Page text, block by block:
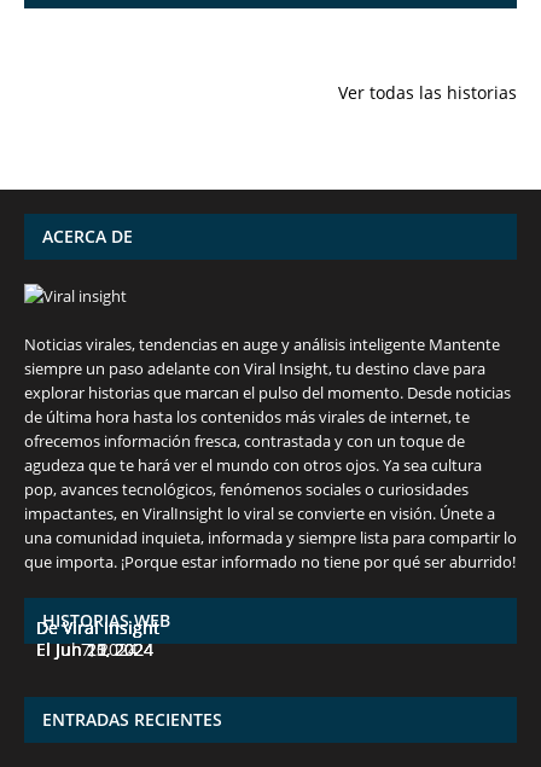
Ver todas las historias
años
julio: Playas de
¡más!
ocultas del
ACERCA DE
Noticias virales, tendencias en auge y análisis inteligente Mantente
siempre un paso adelante con Viral Insight, tu destino clave para
explorar historias que marcan el pulso del momento. Desde noticias
de última hora hasta los contenidos más virales de internet, te
ofrecemos información fresca, contrastada y con un toque de
agudeza que te hará ver el mundo con otros ojos. Ya sea cultura
pop, avances tecnológicos, fenómenos sociales o curiosidades
impactantes, en ViralInsight lo viral se convierte en visión. Únete a
una comunidad inquieta, informada y siempre lista para compartir lo
que importa. ¡Porque estar informado no tiene por qué ser aburrido!
HISTORIAS WEB
7 frutas ricas en calcio para mantener la
De Viral Insight
El Jul 7, 2024
España en julio: Playas de ensueño,
De Viral Insight
El Jun 23, 2024
Funciones ocultas del iPhone que no
De Viral Insight
El Jun 20, 2024
Descubre las 10 criptomonedas con mayor
De Viral Insight
El Jun 15, 2024
¡Derrota el calor, no tus objetivos de
De Viral Insight
El Jun 11, 2024
ENTRADAS RECIENTES